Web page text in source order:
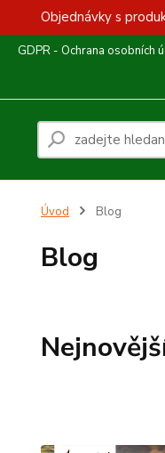
Objednávky s
GDPR - Ochrana osobních
Úvod Blog
Blog